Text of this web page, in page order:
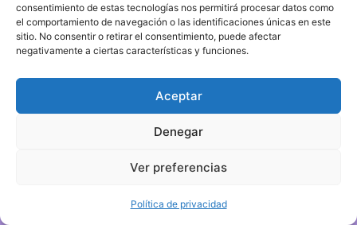
consentimiento de estas tecnologías nos permitirá procesar datos como
el comportamiento de navegación o las identificaciones únicas en este
sitio. No consentir o retirar el consentimiento, puede afectar
negativamente a ciertas características y funciones.
Aceptar
Denegar
Ver preferencias
Política de privacidad